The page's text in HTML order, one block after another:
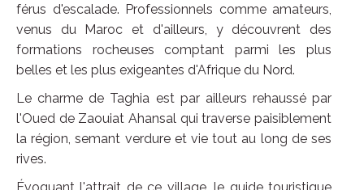
férus d'escalade. Professionnels comme amateurs,
venus du Maroc et d'ailleurs, y découvrent des
formations rocheuses comptant parmi les plus
belles et les plus exigeantes d'Afrique du Nord.
Le charme de Taghia est par ailleurs rehaussé par
l'Oued de Zaouiat Ahansal qui traverse paisiblement
la région, semant verdure et vie tout au long de ses
rives.
Évoquant l'attrait de ce village, le guide touristique